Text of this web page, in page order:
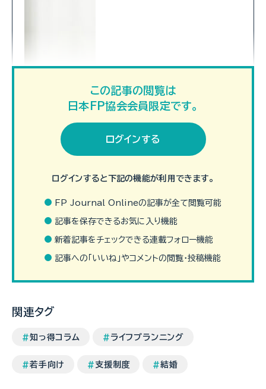
教育資金を準備する方法には、学資保険やNISAなど、いくつかの
選択肢があります。それぞれに特徴があり、目的やリスクの考え方
によって適した方法が異なります。教育資金の準備方法として学資
この記事の閲覧は
日本FP協会会員限定です。
ログインする
ログインすると下記の機能が利用できます。
FP Journal Onlineの記事が全て閲覧可能
記事を保存できるお気に入り機能
新着記事をチェックできる連載フォロー機能
記事への「いいね」やコメントの閲覧・投稿機能
関連タグ
知っ得コラム ライフプランニング
若手向け 支援制度 結婚